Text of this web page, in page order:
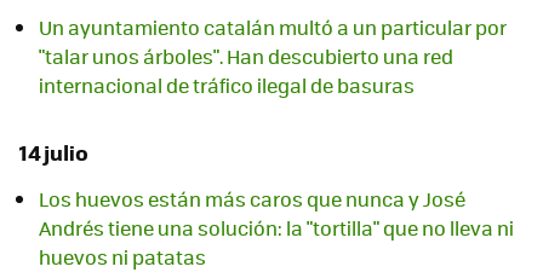
Un ayuntamiento catalán multó a un particular por
"talar unos árboles". Han descubierto una red
internacional de tráfico ilegal de basuras
14 julio
Los huevos están más caros que nunca y José
Andrés tiene una solución: la "tortilla" que no lleva ni
huevos ni patatas